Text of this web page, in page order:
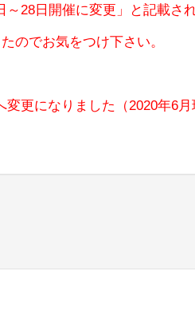
28日開催に変更」と記載さ
のでお気をつけ下さい。
更になりました（2020年6月